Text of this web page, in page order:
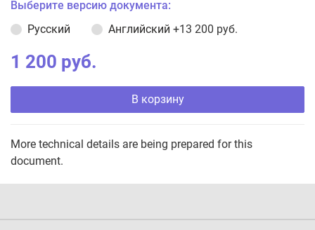
Выберите версию документа:
Русский
Английский +13 200 руб.
1 200 руб.
В корзину
More technical details are being prepared for this
document.